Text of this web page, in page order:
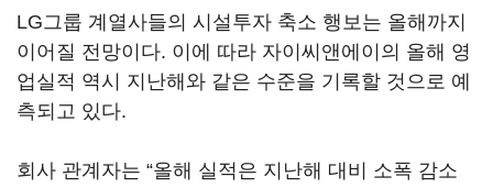
LG그룹 계열사들의 시설투자 축소 행보는 올해까지
이어질 전망이다. 이에 따라 자이씨앤에이의 올해 영
업실적 역시 지난해와 같은 수준을 기록할 것으로 예
측되고 있다.
회사 관계자는 “올해 실적은 지난해 대비 소폭 감소